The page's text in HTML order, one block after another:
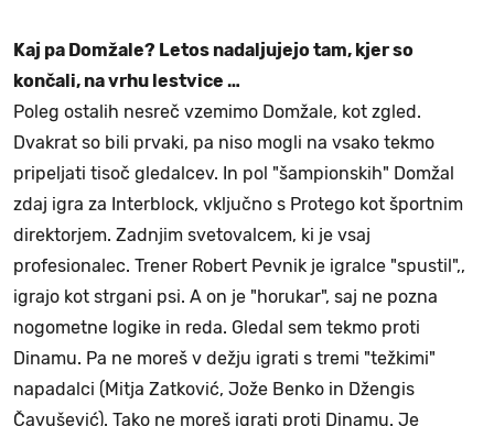
Kaj pa Domžale? Letos nadaljujejo tam, kjer so
končali, na vrhu lestvice …
Poleg ostalih nesreč vzemimo Domžale, kot zgled.
Dvakrat so bili prvaki, pa niso mogli na vsako tekmo
pripeljati tisoč gledalcev. In pol "šampionskih" Domžal
zdaj igra za Interblock, vključno s Protego kot športnim
direktorjem. Zadnjim svetovalcem, ki je vsaj
profesionalec. Trener Robert Pevnik je igralce "spustil",,
igrajo kot strgani psi. A on je "horukar", saj ne pozna
nogometne logike in reda. Gledal sem tekmo proti
Dinamu. Pa ne moreš v dežju igrati s tremi "težkimi"
napadalci (Mitja Zatković, Jože Benko in Džengis
Čavušević). Tako ne moreš igrati proti Dinamu. Je